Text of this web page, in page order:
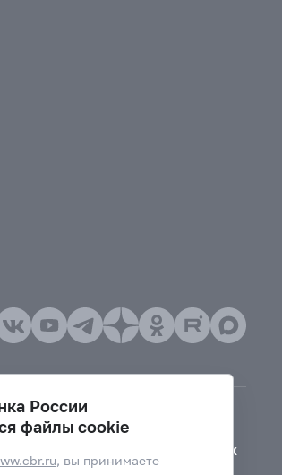
Версия для слабовидящих
России
файлы cookie
, вы принимаете